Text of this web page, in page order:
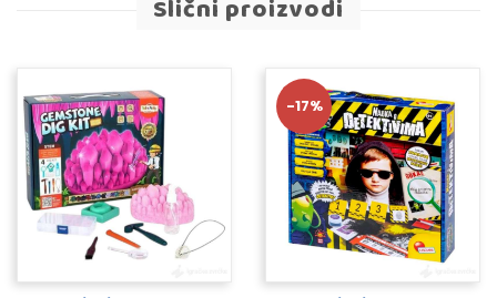
Slični proizvodi
-17%